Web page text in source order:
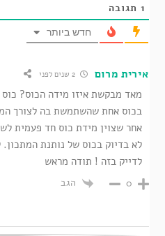
1 תגובה
חדש ביותר
אירית מרום 2 שנים לפני
מאד מבקשת איזו מידה הכוס?
בכוס אחת שהשתמשת בה לצורך
אחר שצוין מידת כוס חד פעמית
לא בדיוק בכוס של נותנת
לדייק בזה ! תודה מראש
0 הגב